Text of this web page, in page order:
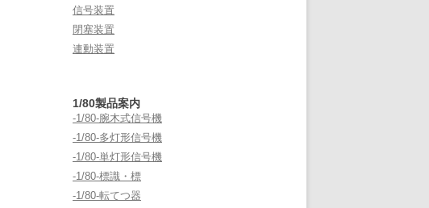
信号装置
閉塞装置
連動装置
1/80製品案内
-1/80-腕木式信号機
-1/80-多灯形信号機
-1/80-単灯形信号機
-1/80-標識・標
-1/80-転てつ器